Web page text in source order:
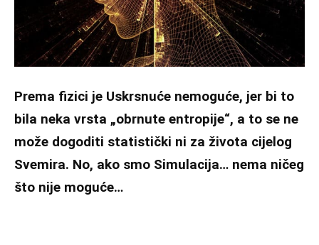
Prema fizici je Uskrsnuće nemoguće, jer bi to
bila neka vrsta „obrnute entropije“, a to se ne
može dogoditi statistički ni za života cijelog
Svemira. No, ako smo Simulacija… nema ničeg
što nije moguće…